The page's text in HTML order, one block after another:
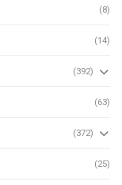
(8)
(14)
(392)
(63)
(372)
(25)